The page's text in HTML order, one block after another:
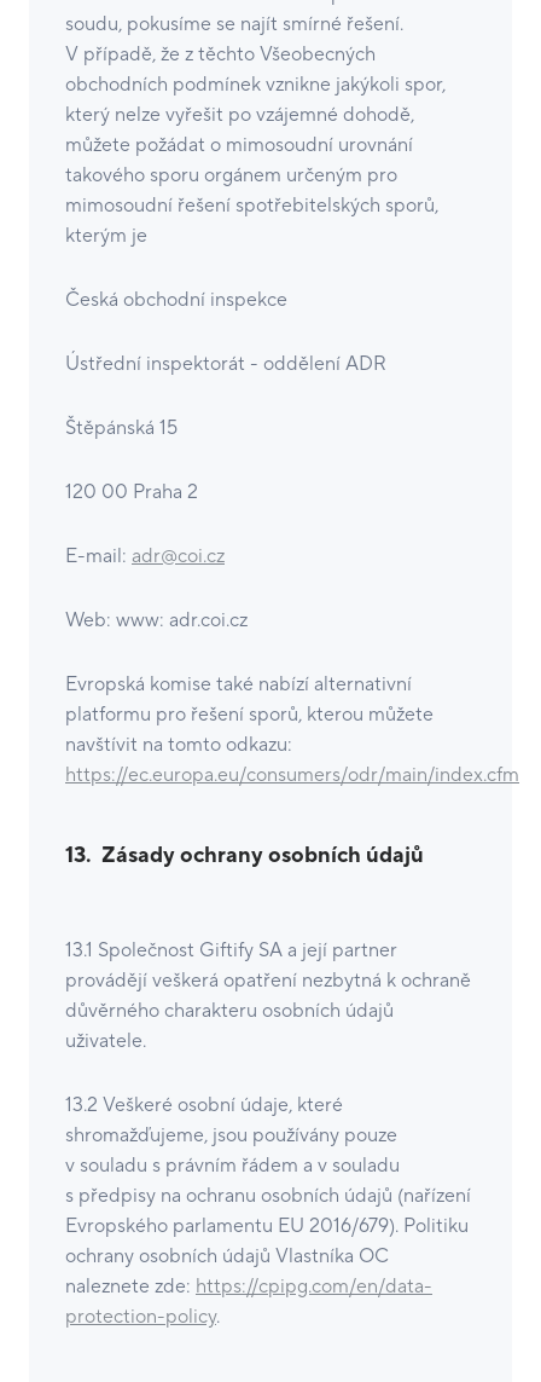
soudu, pokusíme se najít smírné řešení.
V případě, že z těchto Všeobecných
obchodních podmínek vznikne jakýkoli spor,
který nelze vyřešit po vzájemné dohodě,
můžete požádat o mimosoudní urovnání
takového sporu orgánem určeným pro
mimosoudní řešení spotřebitelských sporů,
kterým je
Česká obchodní inspekce
Ústřední inspektorát - oddělení ADR
Štěpánská 15
120 00 Praha 2
E-mail: adr@coi.cz
Web: www: adr.coi.cz
Evropská komise také nabízí alternativní
platformu pro řešení sporů, kterou můžete
navštívit na tomto odkazu:
https://ec.europa.eu/consumers/odr/main/index.cfm
13. Zásady ochrany osobních údajů
13.1 Společnost Giftify SA a její partner
provádějí veškerá opatření nezbytná k ochraně
důvěrného charakteru osobních údajů
uživatele.
13.2 Veškeré osobní údaje, které
shromažďujeme, jsou používány pouze
v souladu s právním řádem a v souladu
s předpisy na ochranu osobních údajů (nařízení
Evropského parlamentu EU 2016/679). Politiku
ochrany osobních údajů Vlastníka OC
naleznete zde: https://cpipg.com/en/data-
protection-policy.